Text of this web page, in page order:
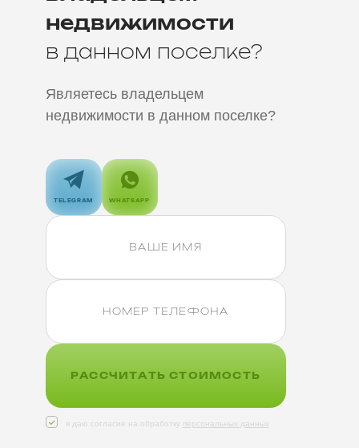
недвижимости
в данном поселке?
Являетесь владельцем
недвижимости в данном поселке?
TELEGRAM WHATSAPP
РАССЧИТАТЬ СТОИМОСТЬ
я даю согласие на обработку персональных данных